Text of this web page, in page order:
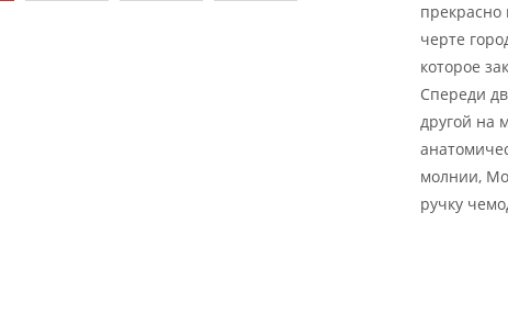
прекрасно
черте
которое
Спереди
другой на
молнии,
ручку